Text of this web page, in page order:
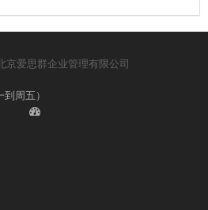
京爱思群企业管理有限公司
周五）